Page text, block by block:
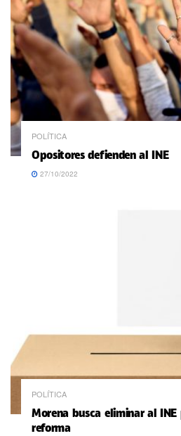
POLÍTICA
Opositores defienden al INE
27/10/2022
POLÍTICA
Morena busca eliminar al INE
reforma